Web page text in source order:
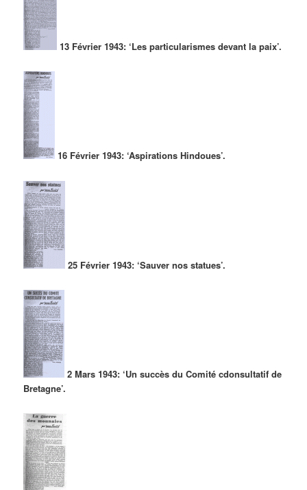
13 Février 1943: ‘Les particularismes devant la paix’.
16 Février 1943: ‘Aspirations Hindoues’.
25 Février 1943: ‘Sauver nos statues’.
2 Mars 1943: ‘Un succès du Comité cdonsultatif de
Bretagne’.